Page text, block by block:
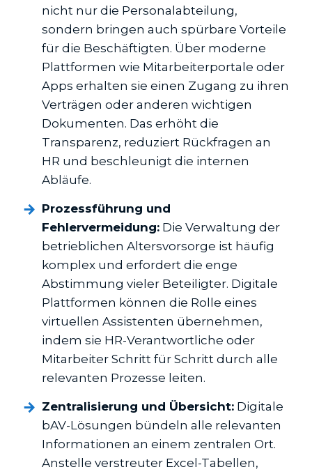
nicht nur die Personalabteilung,
sondern bringen auch spürbare Vorteile
für die Beschäftigten. Über moderne
Plattformen wie Mitarbeiterportale oder
Apps erhalten sie einen Zugang zu ihren
Verträgen oder anderen wichtigen
Dokumenten. Das erhöht die
Transparenz, reduziert Rückfragen an
HR und beschleunigt die internen
Abläufe.
Prozessführung und
Fehlervermeidung: Die Verwaltung der
betrieblichen Altersvorsorge ist häufig
komplex und erfordert die enge
Abstimmung vieler Beteiligter. Digitale
Plattformen können die Rolle eines
virtuellen Assistenten übernehmen,
indem sie HR-Verantwortliche oder
Mitarbeiter Schritt für Schritt durch alle
relevanten Prozesse leiten.
Zentralisierung und Übersicht: Digitale
bAV-Lösungen bündeln alle relevanten
Informationen an einem zentralen Ort.
Anstelle verstreuter Excel-Tabellen,